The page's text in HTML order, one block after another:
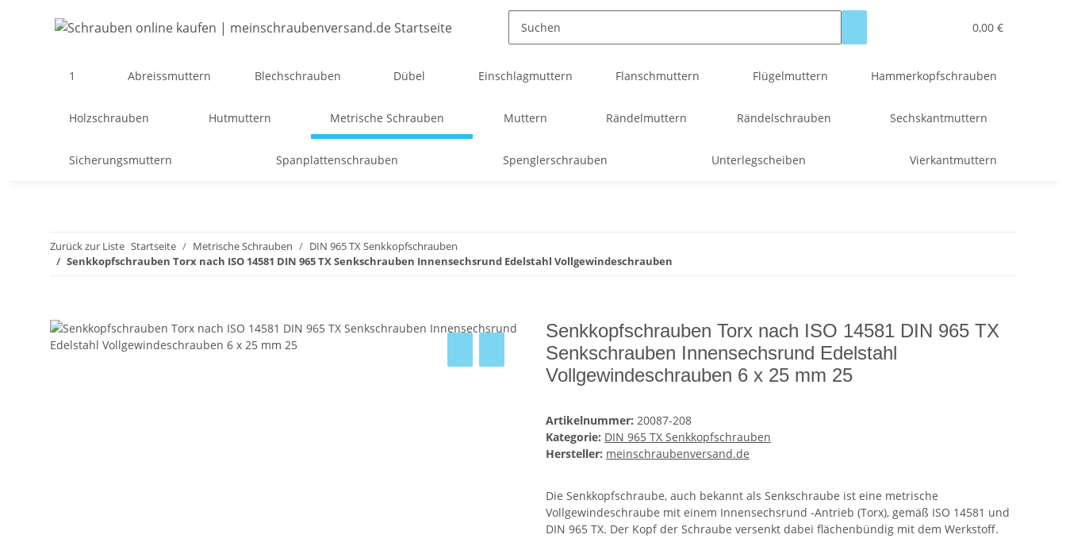
0,00 €
1 Abreissmuttern Blechschrauben Dübel Einschlagmuttern Flanschmuttern Flügelmuttern Hammerkopfschrauben
Holzschrauben Hutmuttern Metrische Schrauben Muttern Rändelmuttern Rändelschrauben Sechskantmuttern
Sicherungsmuttern Spanplattenschrauben Spenglerschrauben Unterlegscheiben Vierkantmuttern
Zurück zur Liste Startseite Metrische Schrauben
DIN 965 TX Senkkopfschrauben
Senkkopfschrauben Torx nach ISO 14581 DIN 965 TX Senkschrauben Innensechsrund Edelstahl Vollgewindeschrauben
Senkkopfschrauben Torx nach ISO 14581 DIN 965 TX
Senkschrauben Innensechsrund Edelstahl
Vollgewindeschrauben 6 x 25 mm 25
Artikelnummer: 20087-208
Kategorie: DIN 965 TX Senkkopfschrauben
Hersteller: meinschraubenversand.de
Die Senkkopfschraube, auch bekannt als Senkschraube ist eine metrische
Vollgewindeschraube mit einem Innensechsrund -Antrieb (Torx), gemäß ISO 14581 und
DIN 965 TX. Der Kopf der Schraube versenkt dabei flächenbündig mit dem Werkstoff.